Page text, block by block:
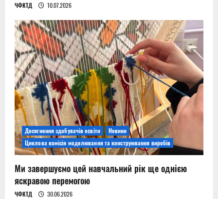
ЧФКТД 10.07.2026
Досягнення здобувачів освіти
Новини
Циклова комісія моделювання та конструювання виробів
Ми завершуємо цей навчальний рік ще однією
яскравою перемогою
ЧФКТД 30.06.2026